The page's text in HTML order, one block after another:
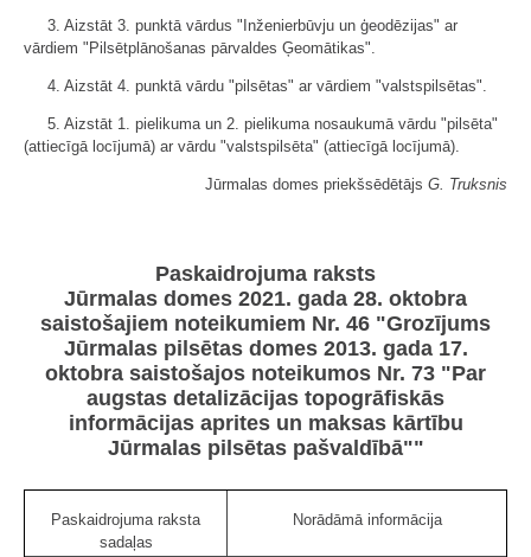
3. Aizstāt 3. punktā vārdus "Inženierbūvju un ģeodēzijas" ar
vārdiem "Pilsētplānošanas pārvaldes Ģeomātikas".
4. Aizstāt 4. punktā vārdu "pilsētas" ar vārdiem "valstspilsētas".
5. Aizstāt 1. pielikuma un 2. pielikuma nosaukumā vārdu "pilsēta"
(attiecīgā locījumā) ar vārdu "valstspilsēta" (attiecīgā locījumā).
Jūrmalas domes priekšsēdētājs G. Truksnis
Paskaidrojuma raksts
Jūrmalas domes 2021. gada 28. oktobra
saistošajiem noteikumiem Nr. 46 "Grozījums
Jūrmalas pilsētas domes 2013. gada 17.
oktobra saistošajos noteikumos Nr. 73 "Par
augstas detalizācijas topogrāfiskās
informācijas aprites un maksas kārtību
Jūrmalas pilsētas pašvaldībā""
Paskaidrojuma raksta
sadaļas
Norādāmā informācija